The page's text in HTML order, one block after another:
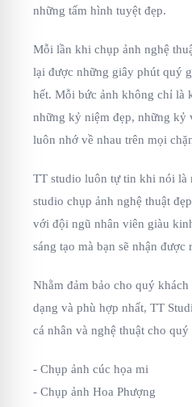
những tấm hình tuyệt đẹp.
Mỗi lần khi chụp ảnh nghệ
lại được những giây phút quý
hết. Mỗi bức ảnh không chỉ là
những kỷ niệm đẹp, những kỷ
luôn nhớ về nhau trên mọi
TT studio luôn tự tin khi nói là
studio chụp ảnh nghệ thuật
với đội ngũ nhân viên giàu
sáng tạo mà bạn sẽ nhận được
Nhằm đảm bảo cho quý
dạng và phù hợp nhất, TT
cá nhân và nghệ thuật cho
- Chụp ảnh cúc họa mi
- Chụp ảnh Hoa Phượng